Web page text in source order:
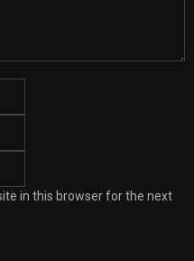
in this browser for the next